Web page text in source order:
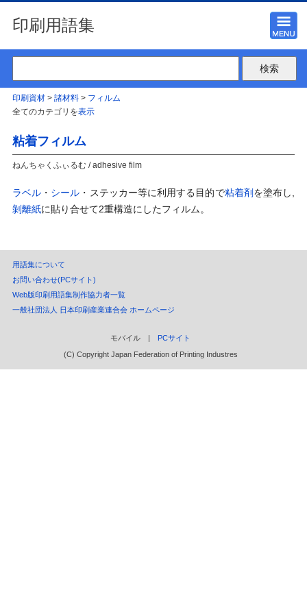
印刷用語集
印刷資材> 諸材料> フィルム
全てのカテゴリを表示
粘着フィルム
ねんちゃくふぃるむ / adhesive film
ラベル ・ シール ・ステッカー等に利用する目的で粘着剤 を塗布し,
剝離紙に貼り合せて2重構造にしたフィルム。
用語集について
お問い合わせ(PCサイト)
Web版印刷用語集制作協力者一覧
一般社団法人 日本印刷産業連合会 ホームページ
モバイル | PCサイト
(C) Copyright Japan Federation of Printing Industres